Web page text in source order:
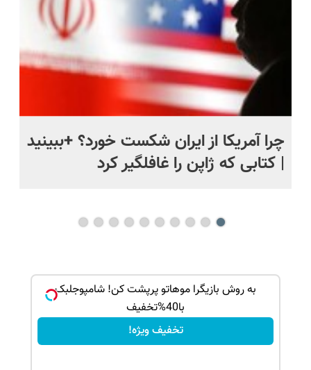
چرا آمریکا از ایران شکست خورد؟ +ببینید
| کتابی که ژاپن را غافلگیر کرد
به روش بازیگرا موهاتو پرپشت کن! شامپوجلبک
با40%تخفیف
تخفیف ویژه!